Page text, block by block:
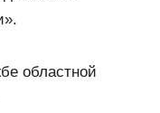
областной